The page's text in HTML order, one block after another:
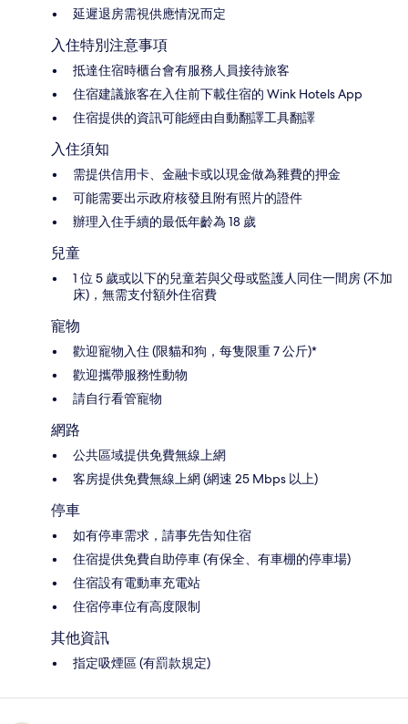
延遲退房需視供應情況而定
入住特別注意事項
抵達住宿時櫃台會有服務人員接待旅客
住宿建議旅客在入住前下載住宿的 Wink Hotels App
住宿提供的資訊可能經由自動翻譯工具翻譯
入住須知
需提供信用卡、金融卡或以現金做為雜費的押金
可能需要出示政府核發且附有照片的證件
辦理入住手續的最低年齡為 18 歲
兒童
1 位 5 歲或以下的兒童若與父母或監護人同住一間房 (不加
床)，無需支付額外住宿費
寵物
歡迎寵物入住 (限貓和狗，每隻限重 7 公斤)*
歡迎攜帶服務性動物
請自行看管寵物
網路
公共區域提供免費無線上網
客房提供免費無線上網 (網速 25 Mbps 以上)
停車
如有停車需求，請事先告知住宿
住宿提供免費自助停車 (有保全、有車棚的停車場)
住宿設有電動車充電站
住宿停車位有高度限制
其他資訊
指定吸煙區 (有罰款規定)